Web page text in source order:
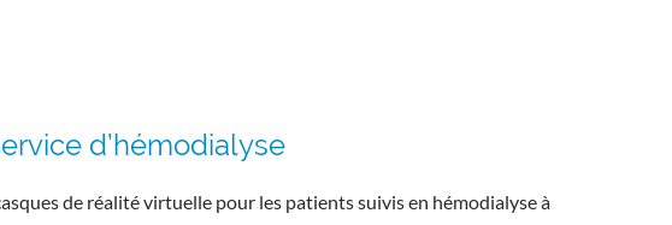
d’hémodialyse
de réalité virtuelle pour les patients suivis en hémodialyse à